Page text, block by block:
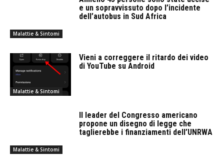
Malattie & Sintomi
e un sopravvissuto dopo l’incidente
dell’autobus in Sud Africa
Malattie & Sintomi
Vieni a correggere il ritardo dei video
di YouTube su Android
Malattie & Sintomi
Il leader del Congresso americano
propone un disegno di legge che
taglierebbe i finanziamenti dell’UNRWA